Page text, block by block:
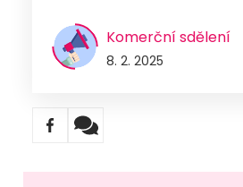
Komerční sdělení
8. 2. 2025